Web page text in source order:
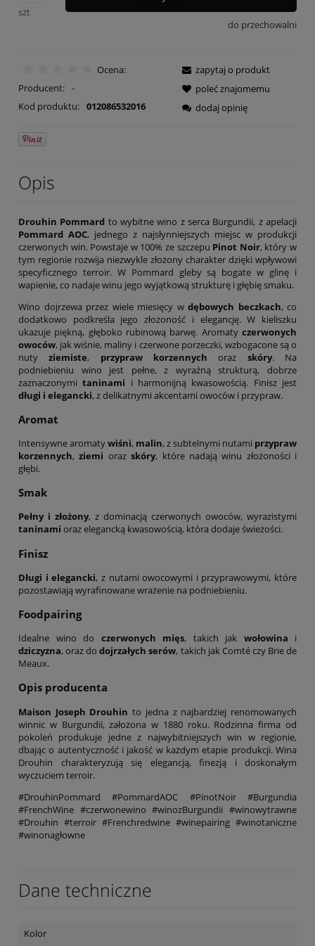
szt
do przechowalni
Ocena:
Producent: -
Kod produktu: 012086532016
zapytaj o produkt
poleć znajomemu
dodaj opinię
Opis
Drouhin Pommard to wybitne wino z serca Burgundii, z apelacji
Pommard AOC, jednego z najsłynniejszych miejsc w produkcji
czerwonych win. Powstaje w 100% ze szczepu Pinot Noir, który w
tym regionie rozwija niezwykle złożony charakter dzięki wpływowi
specyficznego terroir. W Pommard gleby są bogate w glinę i
wapienie, co nadaje winu jego wyjątkową strukturę i głębię smaku.
Wino dojrzewa przez wiele miesięcy w dębowych beczkach, co
dodatkowo podkreśla jego złożoność i elegancję. W kieliszku
ukazuje piękną, głęboko rubinową barwę. Aromaty czerwonych
owoców, jak wiśnie, maliny i czerwone porzeczki, wzbogacone są o
nutyziemiste, przypraw korzennych oraz skóry. Na
podniebieniu wino jest pełne, z wyraźną strukturą, dobrze
zaznaczonymitaninami i harmonijną kwasowością. Finisz jest
długi i elegancki, z delikatnymi akcentami owoców i przypraw.
Aromat
Intensywne aromatywiśni, malin, z subtelnymi nutami przypraw
korzennych,ziemi orazskóry, które nadają winu złożoności i
głębi.
Smak
Pełny i złożony, z dominacją czerwonych owoców, wyrazistymi
taninami oraz elegancką kwasowością, która dodaje świeżości.
Finisz
Długi i elegancki, z nutami owocowymi i przyprawowymi, które
pozostawiają wyrafinowane wrażenie na podniebieniu.
Foodpairing
Idealne wino do czerwonych mięs, takich jak wołowina i
dziczyzna, oraz dodojrzałych serów, takich jak Comté czy Brie de
Meaux.
Opis producenta
Maison Joseph Drouhin to jedna z najbardziej renomowanych
winnic w Burgundii, założona w 1880 roku. Rodzinna firma od
pokoleń produkuje jedne z najwybitniejszych win w regionie,
dbając o autentyczność i jakość w każdym etapie produkcji. Wina
Drouhin charakteryzują się elegancją, finezją i doskonałym
wyczuciem terroir.
#DrouhinPommard #PommardAOC #PinotNoir #Burgundia
#FrenchWine #czerwonewino #winozBurgundii #winowytrawne
#Drouhin #terroir #Frenchredwine #winepairing #winotaniczne
#winonagłowne
Dane techniczne
Kolor